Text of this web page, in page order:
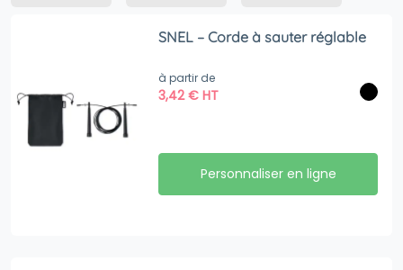
SNEL – Corde à sauter réglable
à partir de
3,42€ HT
Personnaliser en ligne